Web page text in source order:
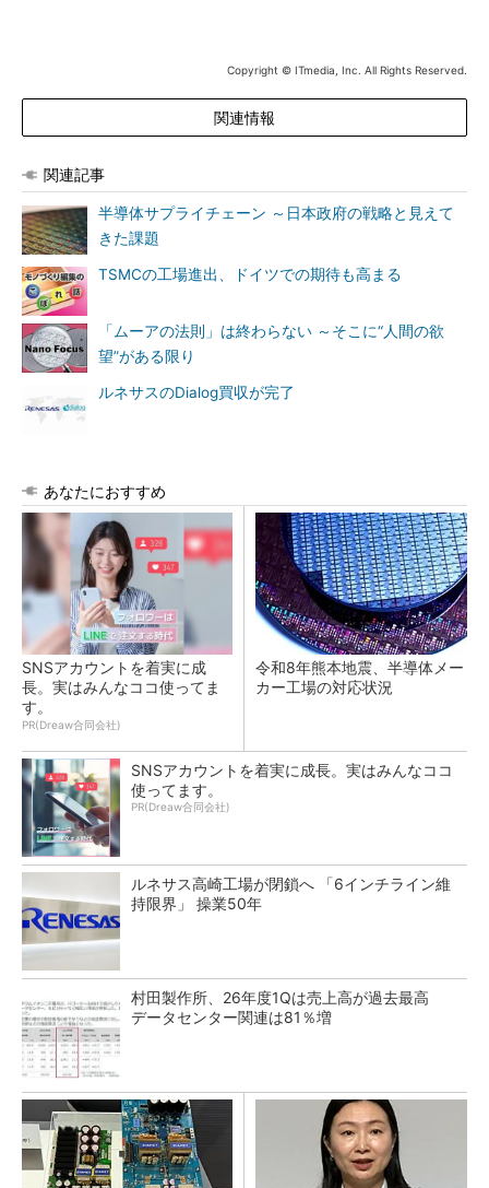
Copyright © ITmedia, Inc. All Rights Reserved.
関連情報
関連記事
半導体サプライチェーン ～日本政府の戦略と見えて
きた課題
TSMCの工場進出、ドイツでの期待も高まる
「ムーアの法則」は終わらない ～そこに“人間の欲
望”がある限り
ルネサスのDialog買収が完了
あなたにおすすめ
SNSアカウントを着実に成
長。実はみんなココ使ってま
す。
PR(Dreaw合同会社)
令和8年熊本地震、半導体メー
カー工場の対応状況
SNSアカウントを着実に成長。実はみんなココ
使ってます。
PR(Dreaw合同会社)
ルネサス高崎工場が閉鎖へ 「6インチライン維
持限界」 操業50年
村田製作所、26年度1Qは売上高が過去最高
データセンター関連は81％増